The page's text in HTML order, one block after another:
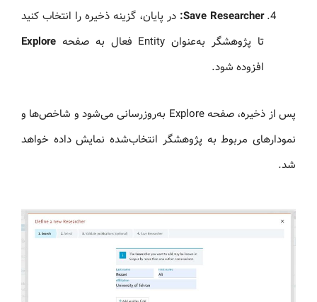
Save Researcher: در پایان، گزینه ذخیره را انتخاب کنید
تا پژوهشگر به‌عنوان Entity فعال به صفحه
Explore
افزوده شود.
پس از ذخیره، صفحه Explore به‌روزرسانی می‌شود و شاخص‌ها و
نمودارهای مربوط به پژوهشگر انتخاب‌شده نمایش داده خواهد
شد.